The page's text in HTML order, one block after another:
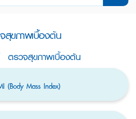
สุขภาพเบื้องต้น
ตรวจสุขภาพเบื้องต้น
(Body Mass Index)